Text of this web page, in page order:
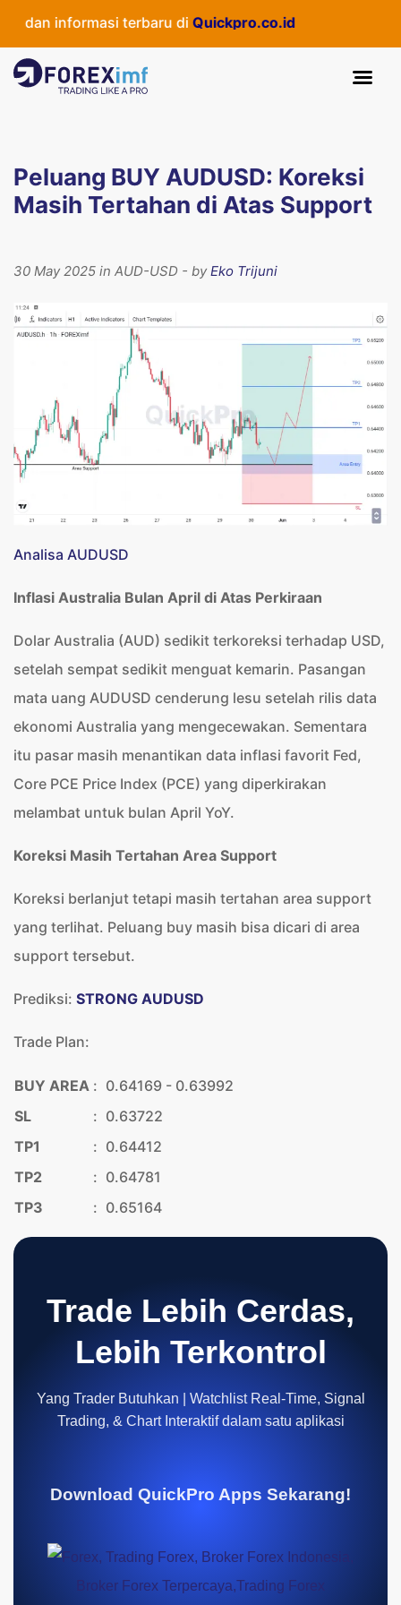
informasi terbaru diQuickpro.co.id
Peluang BUY AUDUSD: Koreksi
Masih Tertahan di Atas Support
30 May 2025 in AUD-USD - byEko Trijuni
Analisa AUDUSD
Inflasi Australia Bulan April di Atas Perkiraan
Dolar Australia (AUD) sedikit terkoreksi terhadap USD,
setelah sempat sedikit menguat kemarin. Pasangan
mata uang AUDUSD cenderung lesu setelah rilis data
ekonomi Australia yang mengecewakan. Sementara
itu pasar masih menantikan data inflasi favorit Fed,
Core PCE Price Index (PCE) yang diperkirakan
melambat untuk bulan April YoY.
Koreksi Masih Tertahan Area Support
Koreksi berlanjut tetapi masih tertahan area support
yang terlihat. Peluang buy masih bisa dicari di area
support tersebut.
Prediksi: STRONG AUDUSD
Trade Plan:
BUY AREA : 0.64169 - 0.63992
SL
: 0.63722
TP1
: 0.64412
TP2
: 0.64781
TP3
: 0.65164
Trade Lebih Cerdas,
Lebih Terkontrol
Yang Trader Butuhkan | Watchlist Real-Time, Signal
Trading, & Chart Interaktif dalam satu aplikasi
Download QuickPro Apps Sekarang!